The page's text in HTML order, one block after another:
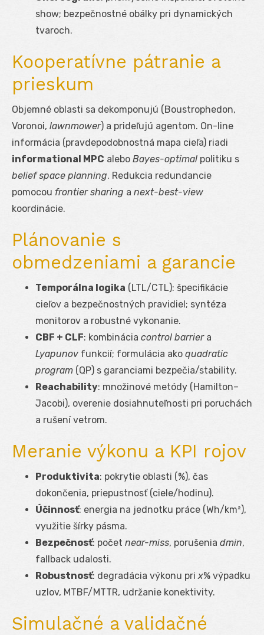
show; bezpečnostné obálky pri dynamických
tvaroch.
Kooperatívne pátranie a
prieskum
Objemné oblasti sa dekomponujú (Boustrophedon,
Voronoi, lawnmower) a prideľujú agentom. On-line
informácia (pravdepodobnostná mapa cieľa) riadi
informational MPC alebo Bayes-optimal politiku s
belief space planning. Redukcia redundancie
pomocou frontier sharing a next-best-view
koordinácie.
Plánovanie s
obmedzeniami a garancie
Temporálna logika (LTL/CTL): špecifikácie
cieľov a bezpečnostných pravidiel; syntéza
monitorov a robustné vykonanie.
CBF + CLF: kombinácia control barriera
Lyapunov funkcií; formulácia ako quadratic
program (QP) s garanciami bezpečia/stability.
Reachability: množinové metódy (Hamilton–
Jacobi), overenie dosiahnuteľnosti pri poruchách
a rušení vetrom.
Meranie výkonu a KPI rojov
Produktivita: pokrytie oblasti (%), čas
dokončenia, priepustnosť (ciele/hodinu).
Účinnosť: energia na jednotku práce (Wh/km²),
využitie šírky pásma.
Bezpečnosť: počet near-miss, porušenia dmin,
fallback udalosti.
Robustnosť: degradácia výkonu prix% výpadku
uzlov, MTBF/MTTR, udržanie konektivity.
Simulačné a validačné